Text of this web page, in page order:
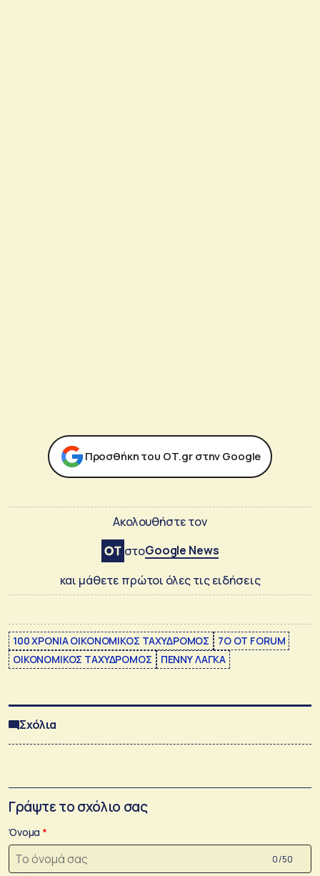
Προσθήκη του ΟΤ.gr στην Google
Ακολουθήστε τον
στοGoogle News
και μάθετε πρώτοι όλες τις ειδήσεις
100 ΧΡΟΝΙΑ ΟΙΚΟΝΟΜΙΚΟΣ ΤΑΧΥΔΡΟΜΟΣ
7Ο OT FORUM
ΟΙΚΟΝΟΜΙΚΟΣ ΤΑΧΥΔΡΟΜΟΣ
ΠΕΝΝΥ ΛΑΓΚΑ
Σχόλια
Γράψτε το σχόλιο σας
Όνομα
0 /50